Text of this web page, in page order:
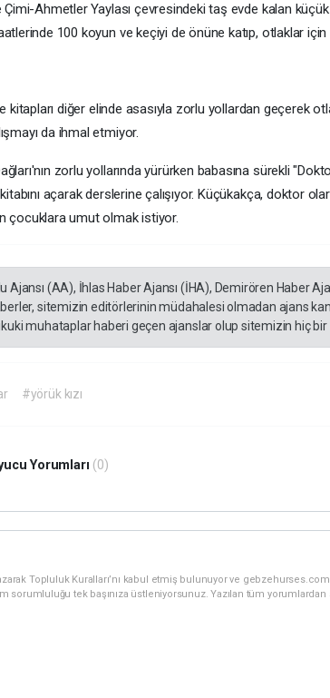
Çimi-Ahmetler Yaylası çevresindeki taş evde kalan küçük
100 koyun ve keçiyi de önüne katıp, otlaklar
kitapları diğer elinde asasıyla zorlu yollardan geçerek
da ihmal etmiyor.
zorlu yollarında yürürken babasına sürekli
açarak derslerine çalışıyor. Küçükakça, doktor
çocuklara umut olmak istiyor.
Ajansı (AA), İhlas Haber Ajansı (İHA), Demirören Haber
sitemizin editörlerinin müdahalesi olmadan ajans
muhataplar haberi geçen ajanslar olup sitemizin hiç bir
#yörük kızı
Yorumları (0)
Topluluk Kuralları’nı kabul etmiş bulunuyor ve
sorumluluğu tek başınıza üstleniyorsunuz. Yazılan tüm